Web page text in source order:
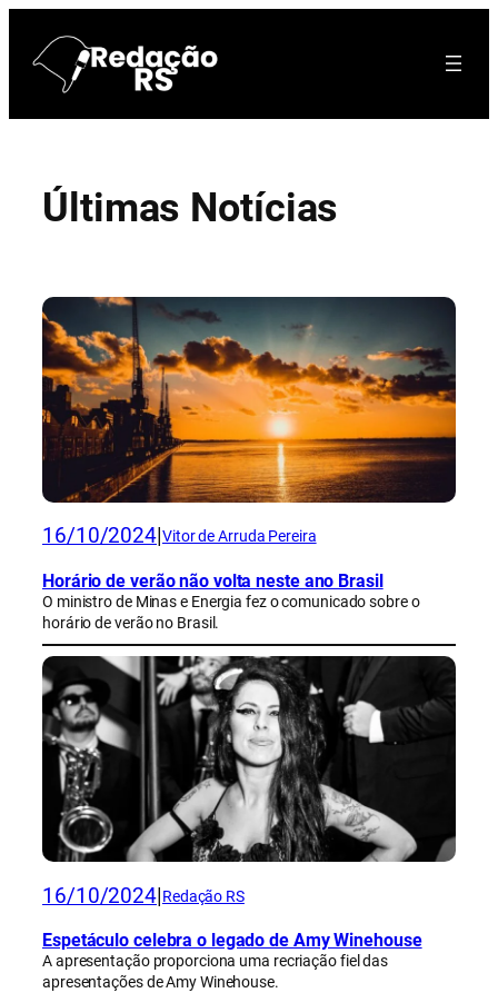
para
Últimas Notícias
16/10/2024 Vitor de Arruda Pereira
Horário de verão não volta neste ano Brasil
O ministro de Minas e Energia fez o comunicado sobre o
horário de verão no Brasil.
16/10/2024 Redação RS
Espetáculo celebra o legado de Amy Winehouse
A apresentação proporciona uma recriação fiel das
apresentações de Amy Winehouse.